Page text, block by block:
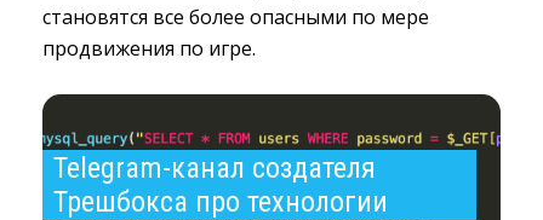
становятся все более опасными по мере
продвижения по игре.
Telegram-канал создателя
Трешбокса про технологии